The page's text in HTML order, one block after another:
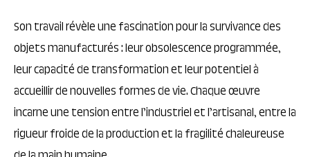
Son travail révèle une fascination pour la survivance des
objets manufacturés : leur obsolescence programmée,
leur capacité de transformation et leur potentiel à
accueillir de nouvelles formes de vie. Chaque œuvre
incarne une tension entre l’industriel et l’artisanal, entre la
rigueur froide de la production et la fragilité chaleureuse